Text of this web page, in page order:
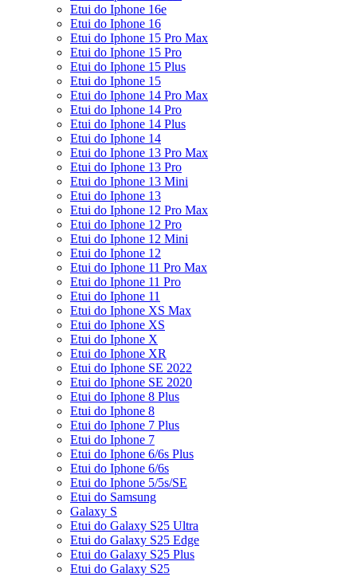
Etui do Iphone 16e
Etui do Iphone 16
Etui do Iphone 15 Pro Max
Etui do Iphone 15 Pro
Etui do Iphone 15 Plus
Etui do Iphone 15
Etui do Iphone 14 Pro Max
Etui do Iphone 14 Pro
Etui do Iphone 14 Plus
Etui do Iphone 14
Etui do Iphone 13 Pro Max
Etui do Iphone 13 Pro
Etui do Iphone 13 Mini
Etui do Iphone 13
Etui do Iphone 12 Pro Max
Etui do Iphone 12 Pro
Etui do Iphone 12 Mini
Etui do Iphone 12
Etui do Iphone 11 Pro Max
Etui do Iphone 11 Pro
Etui do Iphone 11
Etui do Iphone XS Max
Etui do Iphone XS
Etui do Iphone X
Etui do Iphone XR
Etui do Iphone SE 2022
Etui do Iphone SE 2020
Etui do Iphone 8 Plus
Etui do Iphone 8
Etui do Iphone 7 Plus
Etui do Iphone 7
Etui do Iphone 6/6s Plus
Etui do Iphone 6/6s
Etui do Iphone 5/5s/SE
Etui do Samsung
Galaxy S
Etui do Galaxy S25 Ultra
Etui do Galaxy S25 Edge
Etui do Galaxy S25 Plus
Etui do Galaxy S25